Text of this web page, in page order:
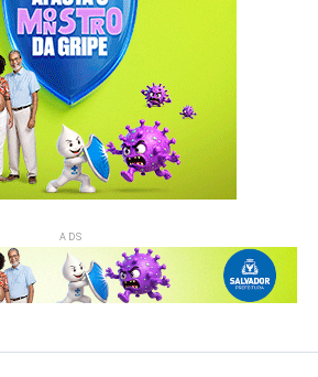
mais uma medida adotada
no enfrentamento às
na Bahia. As investigações
a atuação dos envolvidos e
dentro da estrutura da
Redação Saiba+
ADS